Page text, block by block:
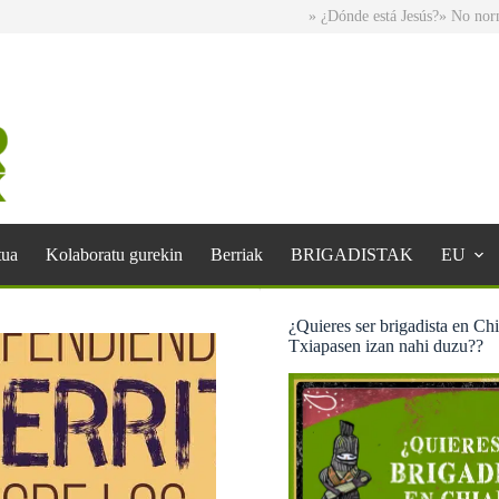
» ¿Dónde está Jesús?» No normal
Kolaboratu gurekin Berriak BRIGADISTAK EU
¿Quieres ser brigadista en
Txiapasen izan nahi duzu??